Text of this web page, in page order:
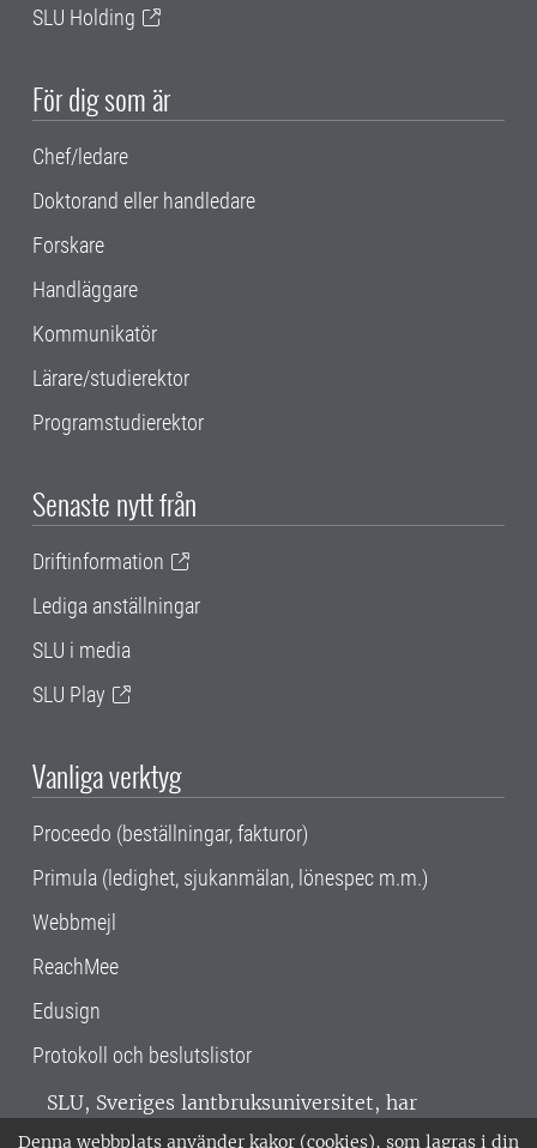
Denna webbplats använder kakor (cookies), som lagras i din
SLU Holding
För dig som är
Chef/ledare
Doktorand eller handledare
Forskare
Handläggare
Kommunikatör
Lärare/studierektor
Programstudierektor
Senaste nytt från
Driftinformation
Lediga anställningar
SLU i media
SLU Play
Vanliga verktyg
Proceedo (beställningar, fakturor)
Primula (ledighet, sjukanmälan, lönespec m.m.)
Webbmejl
ReachMee
Edusign
Protokoll och beslutslistor
SLU, Sveriges lantbruksuniversitet, har
verksamhet över hela Sverige. Huvudorter är